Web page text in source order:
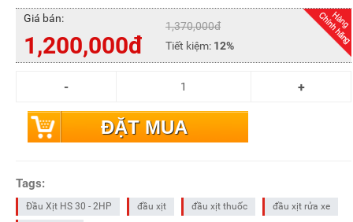
Giá bán:
1,200,000đ
1,370,000đ
Tiết kiệm: 12%
ĐẶT MUA
Tags:
Đầu Xịt HS 30 - 2HP đầu xịt đầu xịt thuốc
đầu xịt rửa xe